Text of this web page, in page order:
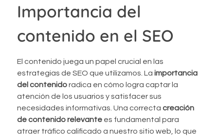
Importancia del
contenido en el SEO
El contenido juega un papel crucial en las
estrategias de SEO que utilizamos. La importancia
del contenidoradica en cómo logra captar la
atención de los usuarios y satisfacer sus
necesidades informativas. Una correcta creación
de contenido relevante es fundamental para
atraer tráfico calificado a nuestro sitio web, lo que